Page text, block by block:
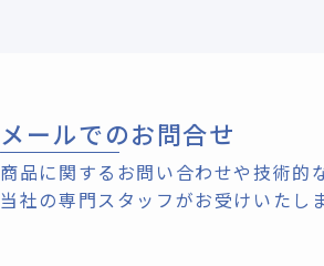
メールでのお問合せ
商品に関するお問い合わせや技術的
当社の専門スタッフがお受けいたし